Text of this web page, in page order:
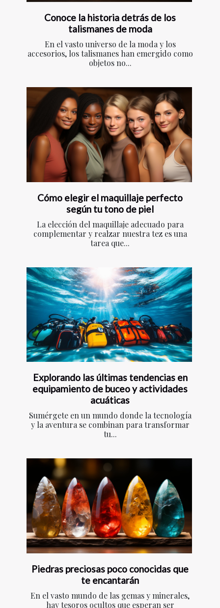
Conoce la historia detrás de los
talismanes de moda
En el vasto universo de la moda y los
accesorios, los talismanes han emergido como
objetos no...
Cómo elegir el maquillaje perfecto
según tu tono de piel
La elección del maquillaje adecuado para
complementar y realzar nuestra tez es una
tarea que...
Explorando las últimas tendencias en
equipamiento de buceo y actividades
acuáticas
Sumérgete en un mundo donde la tecnología
y la aventura se combinan para transformar
tu...
Piedras preciosas poco conocidas que
te encantarán
En el vasto mundo de las gemas y minerales,
hay tesoros ocultos que esperan ser